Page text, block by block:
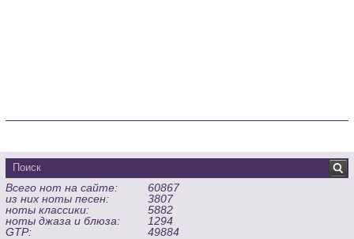
Всего нот на сайте:
60867
из них ноты песен:
3807
ноты классики:
5882
ноты джаза и блюза:
1294
GTP:
49884